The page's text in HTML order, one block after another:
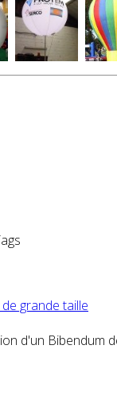
grande taille
d'un